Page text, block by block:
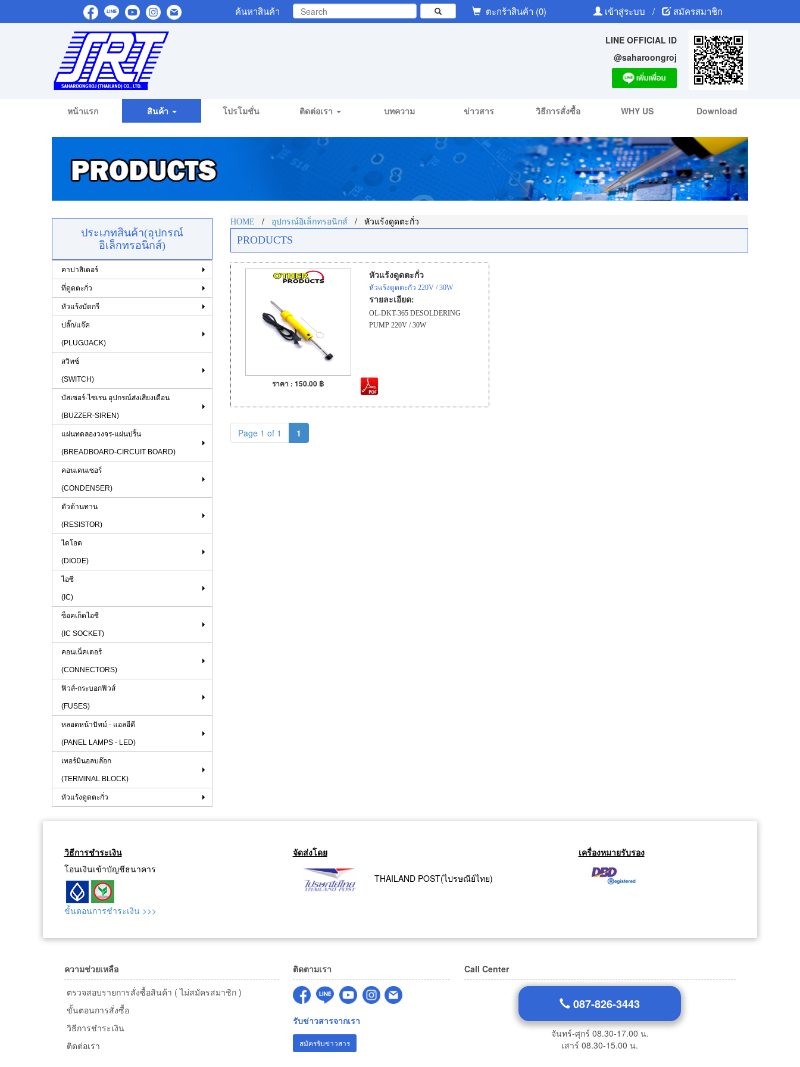
ค้นหาสินค้า ตะกร้าสินค้า (0) เข้าสู่ระบบ / สมัครสมาชิก
LINE OFFICIAL ID
@saharoongroj
หน้าแรก สินค้า โปรโมชั่น ติดต่อเรา บทความ ข่าวสาร วิธีการสั่งซื้อ WHY US Download
ประเภทสินค้า(อุปกรณ์
อิเล็กทรอนิกส์)
คาปาสิเตอร์
ที่ดูดตะกั่ว
หัวแร้งบัดกรี
ปลั๊ก/แจ๊ค
(PLUG/JACK)
สวิทซ์
(SWITCH)
บัสเซอร์-ไซเรน อุปกรณ์ส่งเสียงเตือน
(BUZZER-SIREN)
แผ่นทดลองวงจร-แผ่นปริ้น
(BREADBOARD-CIRCUIT BOARD)
คอนเดนเซอร์
(CONDENSER)
ตัวต้านทาน
(RESISTOR)
ไดโอด
(DIODE)
ไอซี
(IC)
ซ็อคเก็ตไอซี
(IC SOCKET)
คอนเน็คเตอร์
(CONNECTORS)
ฟิวส์-กระบอกฟิวส์
(FUSES)
หลอดหน้าปัทม์ - แอลอีดี
(PANEL LAMPS - LED)
เทอร์มินอลบล๊อก
(TERMINAL BLOCK)
หัวแร้งดูดตะกั่ว
HOME / อุปกรณ์อิเล็กทรอนิกส์ / หัวแร้งดูดตะกั่ว
PRODUCTS
หัวแร้งดูดตะกั่ว
หัวแร้งดูดตะกั่ว 220V / 30W
รายละเอียด:
OL-DKT-365 DESOLDERING
PUMP 220V / 30W
ราคา : 150.00 ฿
Page 1 of 1 1
วิธีการชำระเงิน
โอนเงินเข้าบัญชีธนาคาร
ขั้นตอนการชำระเงิน >>>
จัดส่งโดย
THAILAND POST(ไปรษณีย์ไทย)
เครื่องหมายรับรอง
ความช่วยเหลือ
ตรวจสอบรายการสั่งซื้อสินค้า ( ไม่สมัครสมาชิก )
ขั้นตอนการสั่งซื้อ
วิธีการชำระเงิน
ติดต่อเรา
ติดตามเรา
รับข่าวสารจากเรา
สมัครรับข่าวสาร
Call Center
087-826-3443
จันทร์-ศุกร์ 08.30-17.00 น.
เสาร์ 08.30-15.00 น.